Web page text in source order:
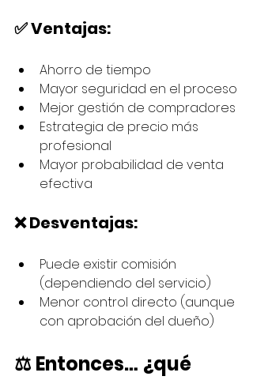
✅ Ventajas:
Ahorro de tiempo
Mayor seguridad en el proceso
Mejor gestión de compradores
Estrategia de precio más
profesional
Mayor probabilidad de venta
efectiva
❌ Desventajas:
Puede existir comisión
(dependiendo del servicio)
Menor control directo (aunque
con aprobación del dueño)
⚖️ Entonces… ¿qué